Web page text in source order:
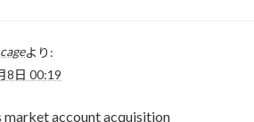
より:
8日 00:19
marketaccount acquisition